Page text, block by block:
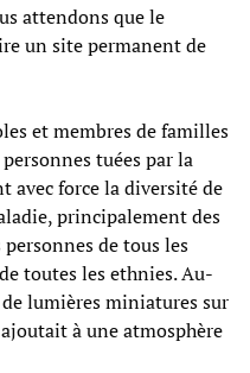
attendons que le
un site permanent de
et membres de familles
tuées par la
avec force la diversité de
principalement des
personnes de tous les
toutes les ethnies. Au-
lumières miniatures sur
à une atmosphère